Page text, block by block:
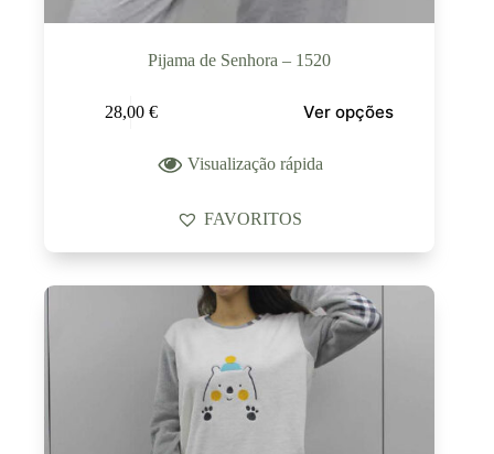
Pijama de Senhora – 1520
28,00 € Ver opções
Visualização rápida
FAVORITOS